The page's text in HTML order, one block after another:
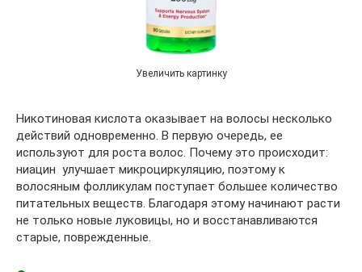
Увеличить картинку
Никотиновая кислота оказывает на волосы несколько
действий одновременно. В первую очередь, ее
используют для роста волос. Почему это происходит:
ниацин улучшает микроциркуляцию, поэтому к
волосяным фолликулам поступает большее количество
питательных веществ. Благодаря этому начинают расти
не только новые луковицы, но и восстанавливаются
старые, поврежденные.